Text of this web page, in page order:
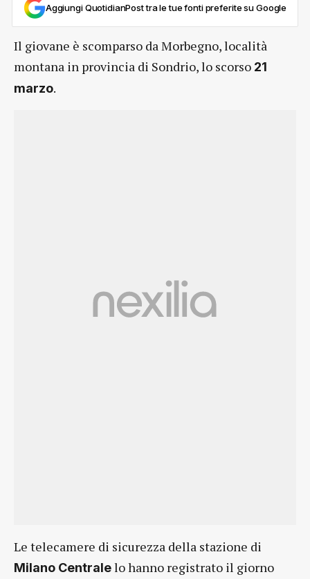
Aggiungi QuotidianPost tra le tue fonti preferite su Google
Il giovane è scomparso da Morbegno, località
montana in provincia di Sondrio, lo scorso 21
marzo.
Le telecamere di sicurezza della stazione di
Milano Centralelo hanno registrato il giorno